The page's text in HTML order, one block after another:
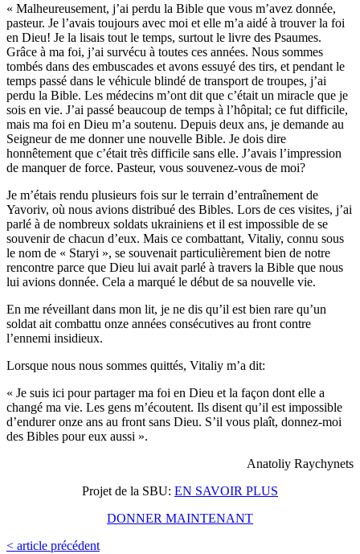
« Malheureusement, j’ai perdu la Bible que vous m’avez donnée,
pasteur. Je l’avais toujours avec moi et elle m’a aidé à trouver la foi
en Dieu! Je la lisais tout le temps, surtout le livre des Psaumes.
Grâce à ma foi, j’ai survécu à toutes ces années. Nous sommes
tombés dans des embuscades et avons essuyé des tirs, et pendant le
temps passé dans le véhicule blindé de transport de troupes, j’ai
perdu la Bible. Les médecins m’ont dit que c’était un miracle que je
sois en vie. J’ai passé beaucoup de temps à l’hôpital; ce fut difficile,
mais ma foi en Dieu m’a soutenu. Depuis deux ans, je demande au
Seigneur de me donner une nouvelle Bible. Je dois dire
honnêtement que c’était très difficile sans elle. J’avais l’impression
de manquer de force. Pasteur, vous souvenez-vous de moi?
Je m’étais rendu plusieurs fois sur le terrain d’entraînement de
Yavoriv, où nous avions distribué des Bibles. Lors de ces visites, j’ai
parlé à de nombreux soldats ukrainiens et il est impossible de se
souvenir de chacun d’eux. Mais ce combattant, Vitaliy, connu sous
le nom de « Staryi », se souvenait particulièrement bien de notre
rencontre parce que Dieu lui avait parlé à travers la Bible que nous
lui avions donnée. Cela a marqué le début de sa nouvelle vie.
En me réveillant dans mon lit, je ne dis qu’il est bien rare qu’un
soldat ait combattu onze années consécutives au front contre
l’ennemi insidieux.
Lorsque nous nous sommes quittés, Vitaliy m’a dit:
« Je suis ici pour partager ma foi en Dieu et la façon dont elle a
changé ma vie. Les gens m’écoutent. Ils disent qu’il est impossible
d’endurer onze ans au front sans Dieu. S’il vous plaît, donnez-moi
des Bibles pour eux aussi ».
Anatoliy Raychynets
Projet de la SBU: EN SAVOIR PLUS
DONNER MAINTENANT
< article précédent